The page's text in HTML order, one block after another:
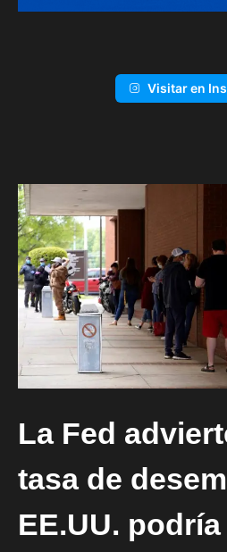
Visitar en
La Fed
tasa de
EE.UU.